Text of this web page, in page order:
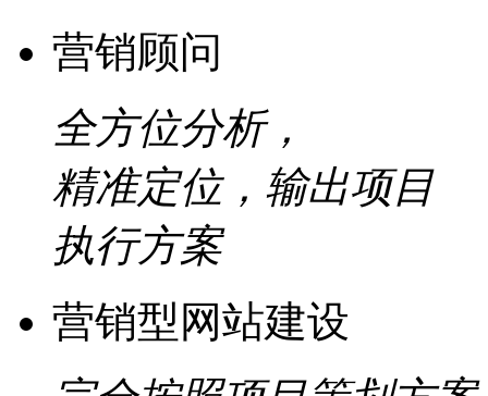
营销顾问
全方位分析，
精准定位，输出项目
执行方案
营销型网站建设